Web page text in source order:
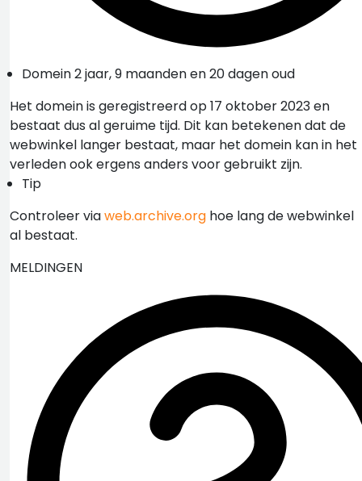
Domein 2 jaar, 9 maanden en 20 dagen oud
Het domein is geregistreerd op 17 oktober 2023 en
bestaat dus al geruime tijd. Dit kan betekenen dat de
webwinkel langer bestaat, maar het domein kan in het
verleden ook ergens anders voor gebruikt zijn.
Tip
Controleer viaweb.archive.org hoe lang de webwinkel
al bestaat.
MELDINGEN